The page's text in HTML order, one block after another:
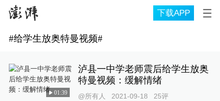
下载APP
#给学生放奥特曼视频#
01:39
泸县一中学老师震后给学生放奥
特曼视频：缓解情绪
@所有人 2021-09-18 25评